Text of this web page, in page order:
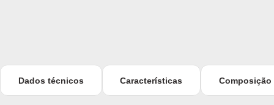
Dados técnicos Características Composição